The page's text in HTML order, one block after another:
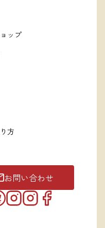
ップ
方
お問い合わせ